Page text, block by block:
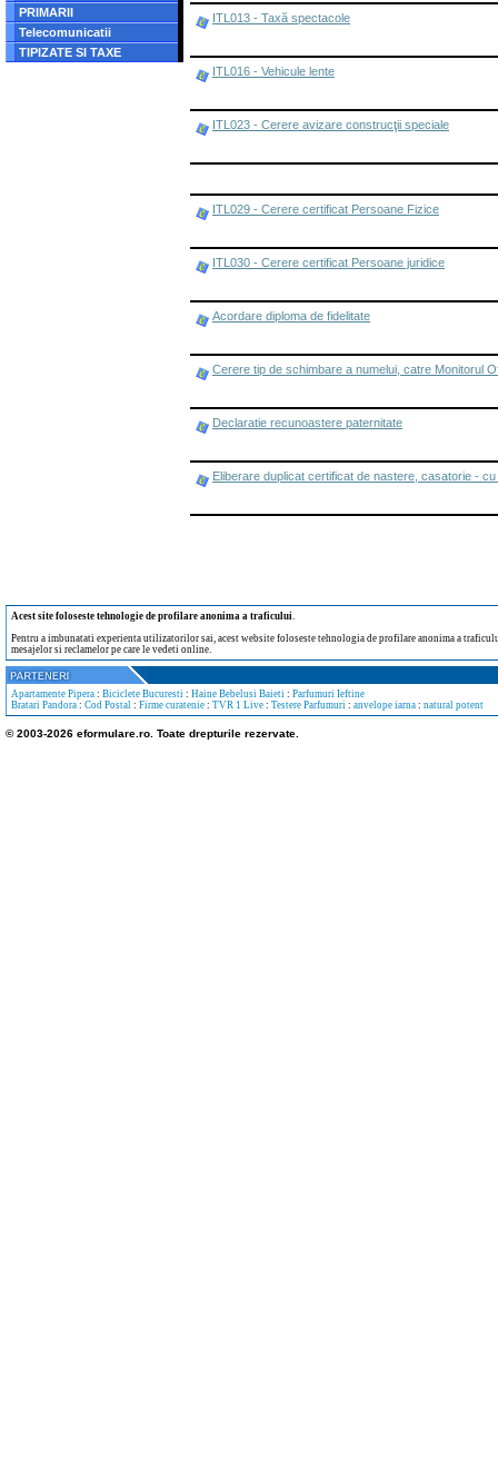
PRIMARII
Telecomunicatii
TIPIZATE SI TAXE
ITL013 - Taxă spectacole
ITL016 - Vehicule lente
ITL023 - Cerere avizare construcţii speciale
ITL029 - Cerere certificat Persoane Fizice
ITL030 - Cerere certificat Persoane juridice
Acordare diploma de fidelitate
Cerere tip de schimbare a numelui, catre Monitorul
Declaratie recunoastere paternitate
Eliberare duplicat certificat de nastere, casatorie -
Acest site foloseste tehnologie de profilare anonima a traficului.
Pentru a imbunatati experienta utilizatorilor sai, acest website foloseste tehnologia de profilare anonima a
mesajelor si reclamelor pe care le vedeti online.
Apartamente Pipera : Biciclete Bucuresti : Haine Bebelusi Baieti : Parfumuri Ieftine
Bratari Pandora : Cod Postal : Firme curatenie : TVR 1 Live : Testere Parfumuri : anvelope iarna : natural potent
© 2003-2026 eformulare.ro. Toate drepturile rezervate.